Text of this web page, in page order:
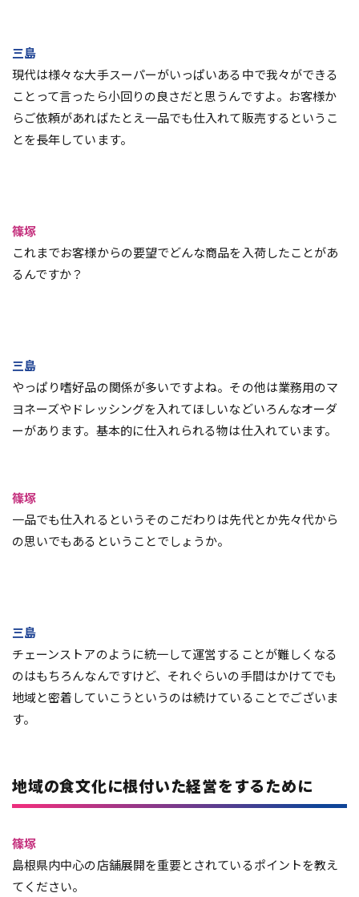
三島
現代は様々な大手スーパーがいっぱいある中で我々ができる
ことって言ったら小回りの良さだと思うんですよ。お客様か
らご依頼があればたとえ一品でも仕入れて販売するというこ
とを長年しています。
篠塚
これまでお客様からの要望でどんな商品を入荷したことがあ
るんですか？
三島
やっぱり嗜好品の関係が多いですよね。その他は業務用のマ
ヨネーズやドレッシングを入れてほしいなどいろんなオーダ
ーがあります。基本的に仕入れられる物は仕入れています。
篠塚
一品でも仕入れるというそのこだわりは先代とか先々代から
の思いでもあるということでしょうか。
三島
チェーンストアのように統一して運営することが難しくなる
のはもちろんなんですけど、それぐらいの手間はかけてでも
地域と密着していこうというのは続けていることでございま
す。
地域の食文化に根付いた経営をするために
篠塚
島根県内中心の店舗展開を重要とされているポイントを教え
てください。